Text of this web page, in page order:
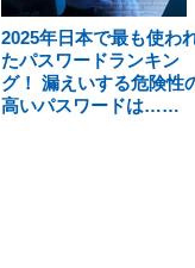
2025年日本で最も使わ
たパスワードランキン
グ！ 漏えいする危険性
高いパスワードは……